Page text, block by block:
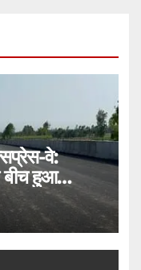
वे:
बीच हुआ
तय।